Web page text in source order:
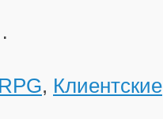
, Клиентские